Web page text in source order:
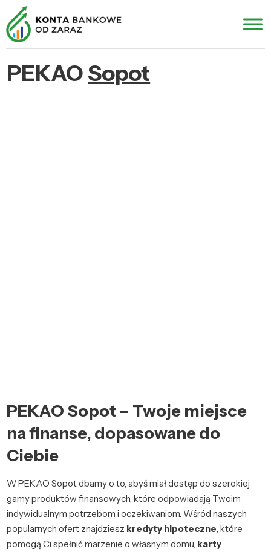
PEKAOSopot
PEKAO Sopot – Twoje miejsce
na finanse, dopasowane do
Ciebie
W PEKAO Sopot dbamy o to, abyś miał dostęp do szerokiej
gamy produktów finansowych, które odpowiadają Twoim
indywidualnym potrzebom i oczekiwaniom. Wśród naszych
popularnych ofert znajdziesz kredyty hipoteczne, które
pomogą Ci spełnić marzenie o własnym domu, karty